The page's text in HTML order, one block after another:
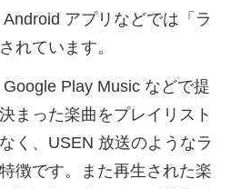
Android アプリなどでは「ラ
れています。
Google Play Music などで提
まった楽曲をプレイリスト
く、USEN 放送のようなラ
徴です。また再生された楽